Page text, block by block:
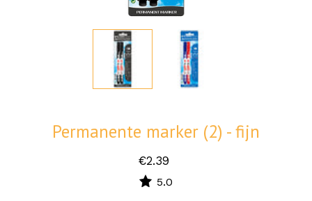
Permanente marker (2) - fijn
€2.39
5.0